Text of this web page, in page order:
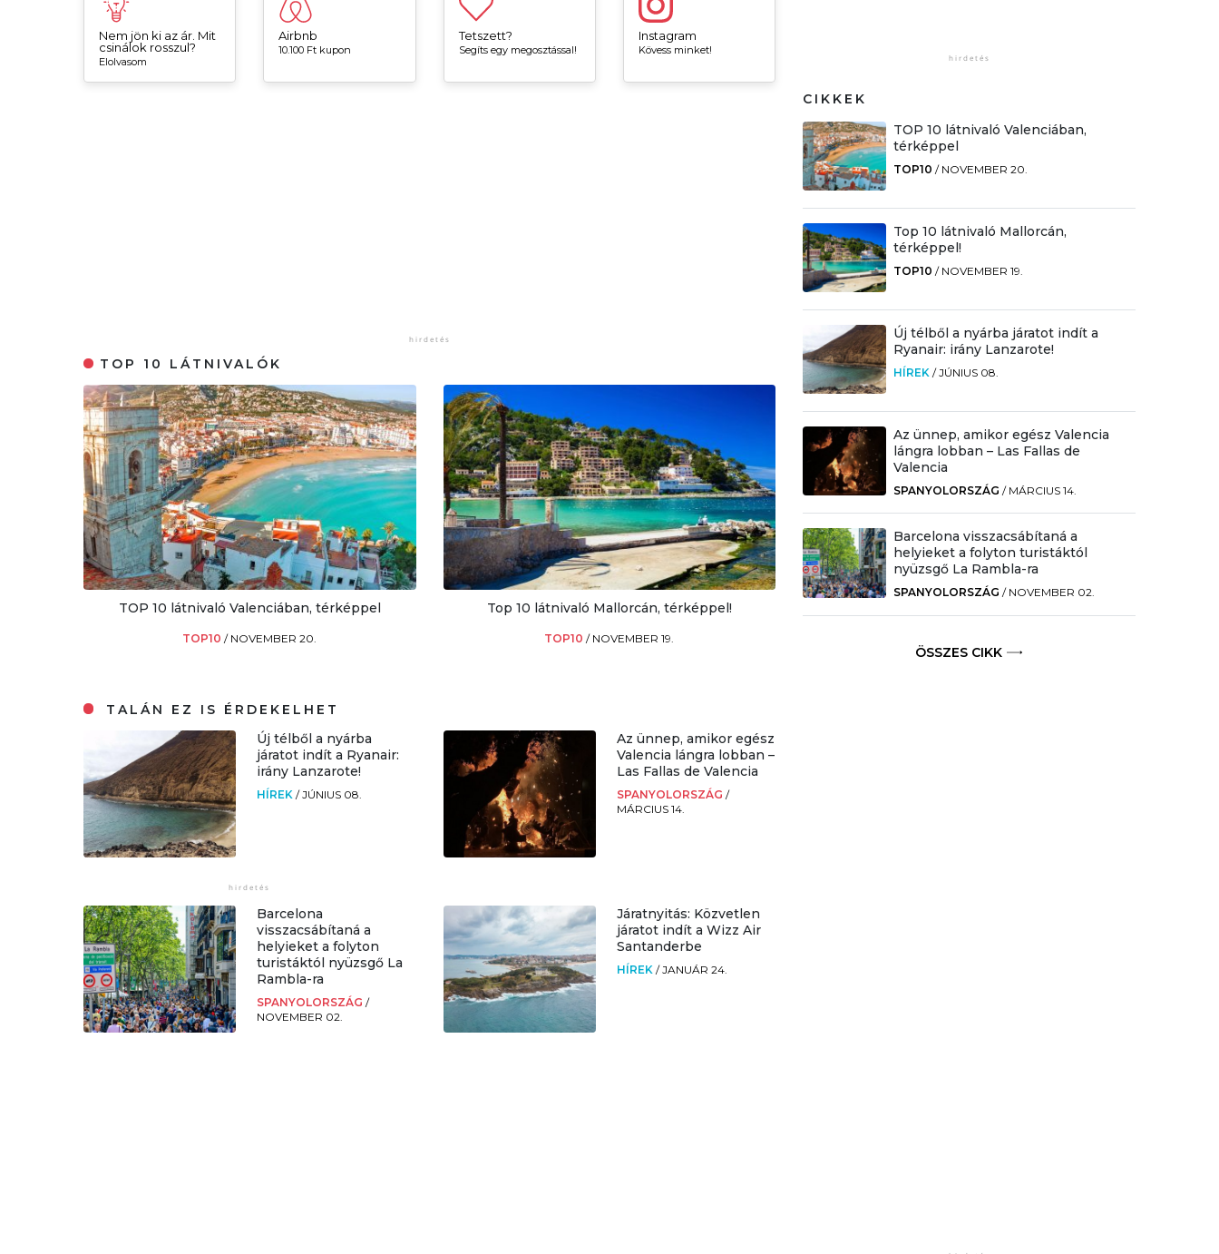
Nem jön ki az ár. Mit
csinálok rosszul?
Elolvasom
Airbnb
10.100 Ft kupon
Tetszett?
Segíts egy megosztással!
Instagram
Kövess minket!
TOP 10 LÁTNIVALÓK
TOP 10 látnivaló Valenciában, térképpel
TOP10/ NOVEMBER 20.
Top 10 látnivaló Mallorcán, térképpel!
TOP10/ NOVEMBER 19.
TALÁN EZ IS ÉRDEKELHET
Új télből a nyárba
járatot indít a Ryanair:
irány Lanzarote!
HÍREK/JÚNIUS 08.
Az ünnep, amikor egész
Valencia lángra lobban –
Las Fallas de Valencia
SPANYOLORSZÁG /
MÁRCIUS 14.
Barcelona
visszacsábítaná a
helyieket a folyton
turistáktól nyüzsgő La
Rambla-ra
SPANYOLORSZÁG/
NOVEMBER 02.
Járatnyitás: Közvetlen
járatot indít a Wizz Air
Santanderbe
HÍREK /JANUÁR 24.
CIKKEK
TOP 10 látnivaló Valenciában,
térképpel
TOP10 / NOVEMBER 20.
Top 10 látnivaló Mallorcán,
térképpel!
TOP10 / NOVEMBER 19.
Új télből a nyárba járatot indít a
Ryanair: irány Lanzarote!
HÍREK /JÚNIUS 08.
Az ünnep, amikor egész Valencia
lángra lobban – Las Fallas de
Valencia
SPANYOLORSZÁG / MÁRCIUS 14.
Barcelona visszacsábítaná a
helyieket a folyton turistáktól
nyüzsgő La Rambla-ra
SPANYOLORSZÁG / NOVEMBER 02.
ÖSSZES CIKK